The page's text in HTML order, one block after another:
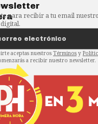
para recibir a tu email
aceptas nuestros Términos y
a recibir nuestro newsletter.